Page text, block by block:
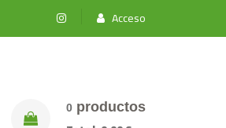
Acceso
0 productos